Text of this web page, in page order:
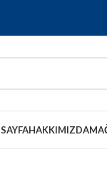
HAKKIMIZDA